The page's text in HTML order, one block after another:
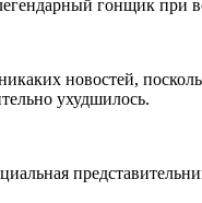
гонщик при
новостей,
ухудшилось.